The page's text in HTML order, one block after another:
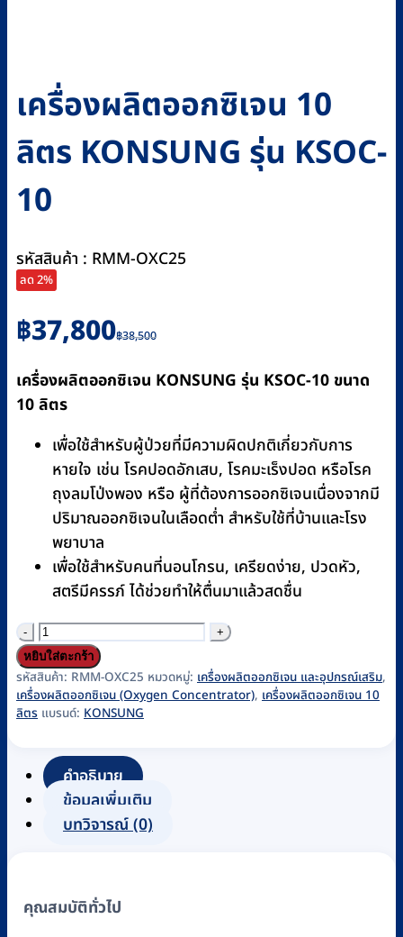
เครื่องผลิตออกซิเจน 10
ลิตร KONSUNG รุ่น KSOC-
10
รหัสสินค้า : RMM-OXC25
ลด 2%
฿38,500
Original
price
was:
฿38,500.
฿37,800
Current
price
is:
฿37,800.
เครื่องผลิตออกซิเจน KONSUNG รุ่น KSOC-10 ขนาด
10 ลิตร
เพื่อใช้สำหรับผู้ป่วยที่มีความผิดปกติเกี่ยวกับการ
หายใจ เช่น โรคปอดอักเสบ, โรคมะเร็งปอด หรือโรค
ถุงลมโป่งพอง หรือ ผู้ที่ต้องการออกซิเจนเนื่องจากมี
ปริมาณออกซิเจนในเลือดต่ำ สำหรับใช้ที่บ้านและโรง
พยาบาล
เพื่อใช้สำหรับคนที่นอนโกรน, เครียดง่าย, ปวดหัว,
สตรีมีครรภ์ ได้ช่วยทำให้ตื่นมาแล้วสดชื่น
จำนวน
เครื่อง
ผลิต
ออกซิเจน
ลิตร
KONSUNG
KSOC-
หยิบใส่ตะกร้า
รหัสสินค้า: RMM-OXC25 หมวดหมู่: เครื่องผลิตออกซิเจน และอุปกรณ์เสริม,
เครื่องผลิตออกซิเจน (Oxygen Concentrator), เครื่องผลิตออกซิเจน 10
ลิตร แบรนด์: KONSUNG
คำอธิบาย
ข้อมูลเพิ่มเติม
บทวิจารณ์ (0)
คุณสมบัติทั่วไป